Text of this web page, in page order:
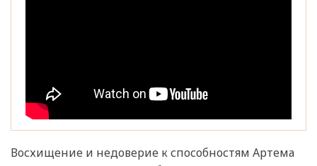
Восхищение и недоверие к способностям Артема